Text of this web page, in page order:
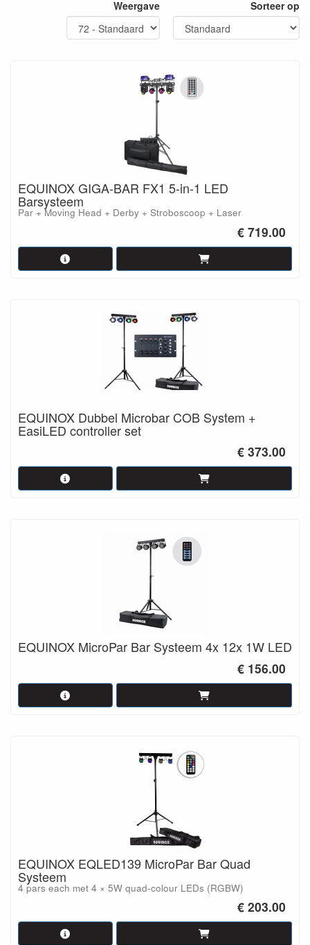
Weergave Sorteer op
EQUINOX GIGA-BAR FX1 5-in-1 LED
Barsysteem
Par + Moving Head + Derby + Stroboscoop + Laser
€ 719.00
EQUINOX Dubbel Microbar COB System +
EasiLED controller set
€ 373.00
EQUINOX MicroPar Bar Systeem 4x 12x 1W LED
€ 156.00
EQUINOX EQLED139 MicroPar Bar Quad
Systeem
4 pars each met 4 × 5W quad-colour LEDs (RGBW)
€ 203.00